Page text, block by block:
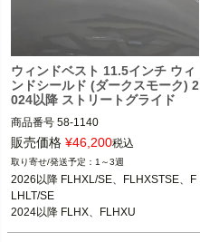
ウィンドベスト 11.5インチ ウィ
ンドシールド (ダークスモーク) 2
024以降 ストリートグライド
商品番号 58-1140
3OT：2310-0894
販売価格 ¥46,200税込
1～3週
2026以降 FLHXL/SE、FLHXSTSE、F
LHLT/SE
2024以降 FLHX、FLHXU